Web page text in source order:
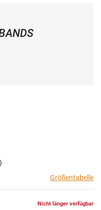
Größentabelle
Nicht länger verfügbar